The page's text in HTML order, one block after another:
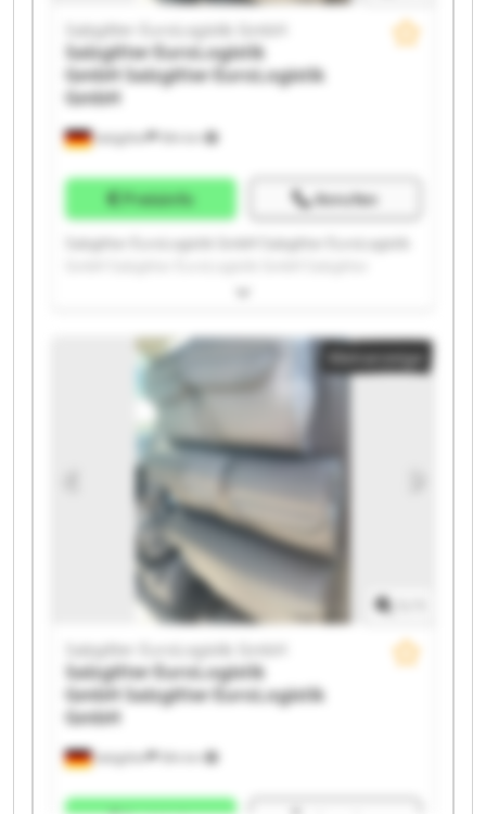
Salzgitter
Salzgitter EuroLogistik GmbH
Salzgitter EuroLogistik
GmbH Salzgitter EuroLogistik
GmbH
Preisinfo Anrufen
Salzgitter EuroLogistik GmbH Salzgitter EuroLogistik
EuroLogistik GmbH Salzgitter EuroLogistik GmbH
GmbH Salzgitter EuroLogistik GmbH Salzgitter
EuroLogistik GmbH Salzgitter EuroLogistik GmbH
Salzgitter EuroLogistik GmbH Salzgitter EuroLogistik
GmbH Salzgitter EuroLogistik GmbH Salzgitter
EuroLogistik GmbH Salzgitter EuroLogistik GmbH
Salzgitter EuroLogistik GmbH Salzgitter EuroLogistik
GmbH Salzgitter EuroLogistik GmbH Salzgitter
EuroLogistik GmbH Salzgitter EuroLogistik GmbH
Kleinanzeige
Salzgitter
Salzgitter EuroLogistik GmbH
Salzgitter EuroLogistik
GmbH Salzgitter EuroLogistik
GmbH